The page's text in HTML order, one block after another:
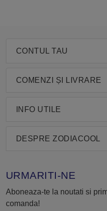
CONTUL TAU
COMENZI ȘI LIVRARE
INFO UTILE
DESPRE ZODIACOOL
URMARITI-NE
Aboneaza-te la noutati si
comanda!